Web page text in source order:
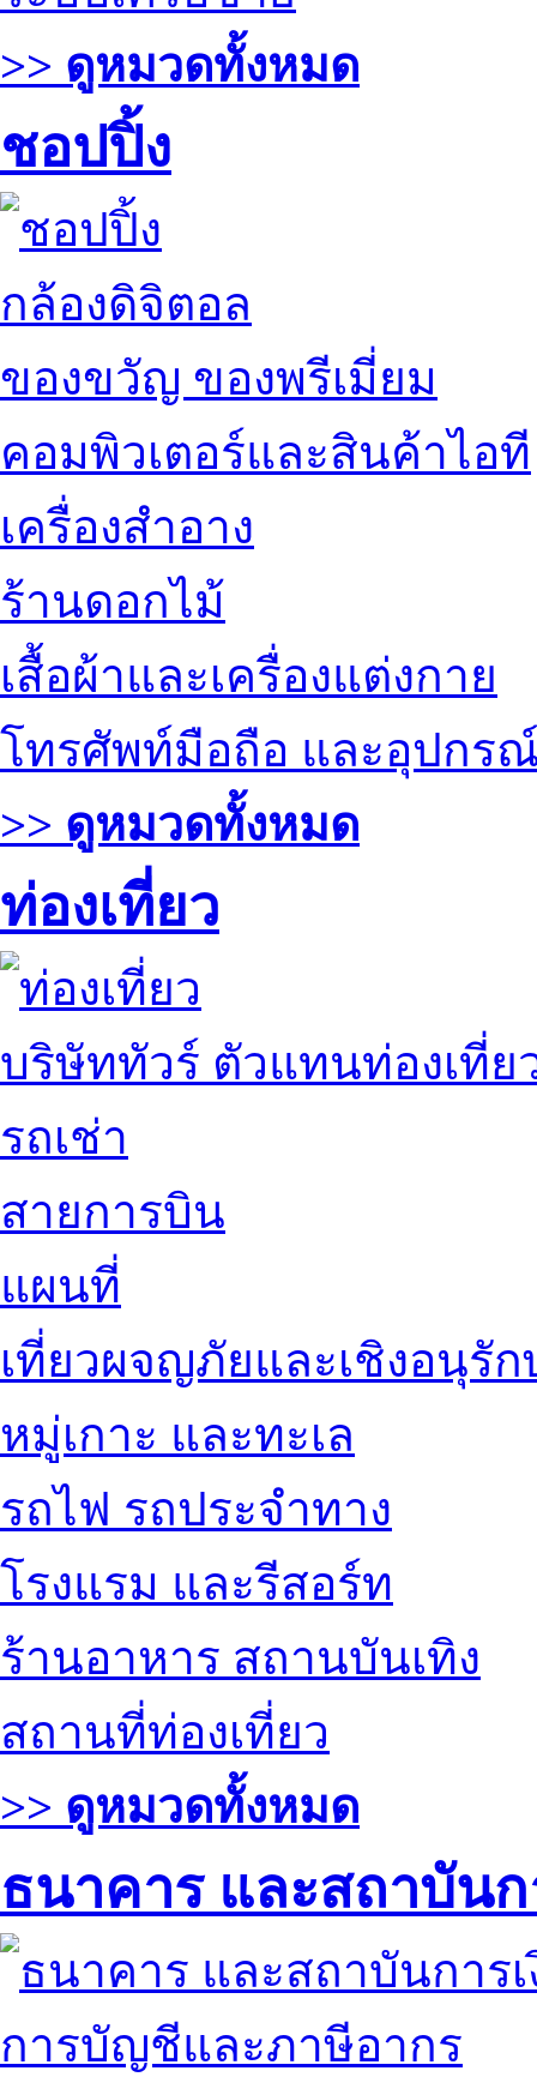
>> ดูหมวดทั้งหมด
ชอปปิ้ง
กล้องดิจิตอล
ของขวัญ ของพรีเมี่ยม
คอมพิวเตอร์และสินค้าไอที
เครื่องสำอาง
ร้านดอกไม้
เสื้อผ้าและเครื่องแต่งกาย
โทรศัพท์มือถือ และอุปกร
>> ดูหมวดทั้งหมด
ท่องเที่ยว
บริษัททัวร์ ตัวแทนท่องเที่ย
รถเช่า
สายการบิน
แผนที่
เที่ยวผจญภัยและเชิงอนุรัก
หมู่เกาะ และทะเล
รถไฟ รถประจำทาง
โรงแรม และรีสอร์ท
ร้านอาหาร สถานบันเทิง
สถานที่ท่องเที่ยว
>> ดูหมวดทั้งหมด
ธนาคาร และสถาบันก
การบัญชีและภาษีอากร